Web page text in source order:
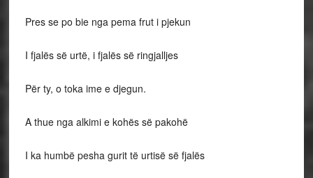
Pres se po bie nga pema frut i pjekun
I fjalës së urtë, i fjalës së ringjalljes
Për ty, o toka ime e djegun.
A thue nga alkimi e kohës së pakohë
I ka humbë pesha gurit të urtisë së fjalës